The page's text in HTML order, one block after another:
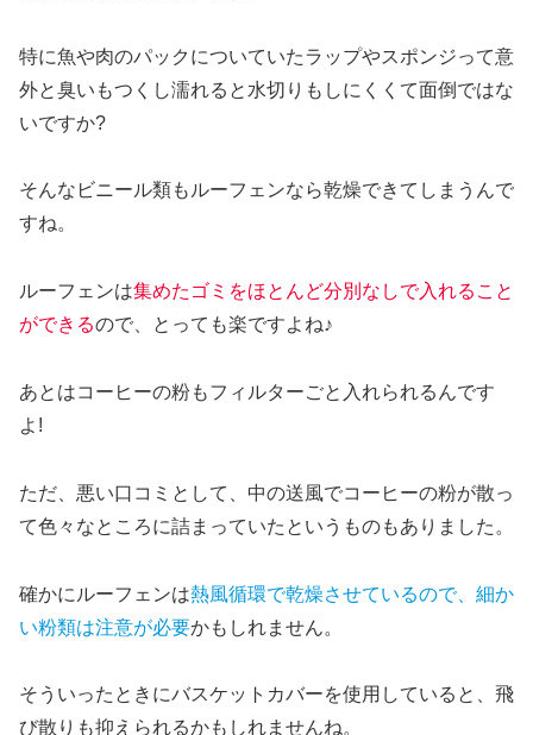
特に魚や肉のパックについていたラップやスポンジって意
外と臭いもつくし濡れると水切りもしにくくて面倒ではな
いですか?
そんなビニール類もルーフェンなら乾燥できてしまうんで
すね。
ルーフェンは集めたゴミをほとんど分別なしで入れること
ができるので、とっても楽ですよね♪
あとはコーヒーの粉もフィルターごと入れられるんです
よ!
ただ、悪い口コミとして、中の送風でコーヒーの粉が散っ
て色々なところに詰まっていたというものもありました。
確かにルーフェンは熱風循環で乾燥させているので、細か
い粉類は注意が必要かもしれません。
そういったときにバスケットカバーを使用していると、飛
び散りも抑えられるかもしれませんね。